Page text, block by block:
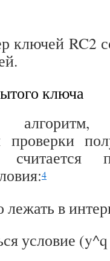
ключей RC2
ключа
проверки
4
лежать в
условие